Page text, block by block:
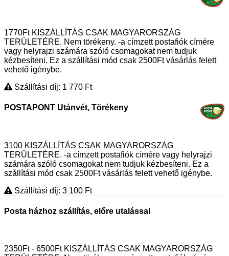
1770Ft KISZÁLLÍTÁS CSAK MAGYARORSZÁG
TERÜLETÉRE. Nem törékeny. -a címzett postafiók címére
vagy helyrajzi számára szóló csomagokat nem tudjuk
kézbesíteni. Ez a szállítási mód csak 2500Ft vásárlás felett
vehető igénybe.
Szállítási díj: 1 770 Ft
POSTAPONT Utánvét, Törékeny
3100 KISZÁLLÍTÁS CSAK MAGYARORSZÁG
TERÜLETÉRE. -a címzett postafiók címére vagy helyrajzi
számára szóló csomagokat nem tudjuk kézbesíteni. Ez a
szállítási mód csak 2500Ft vásárlás felett vehető igénybe.
Szállítási díj: 3 100 Ft
Posta házhoz szállítás, előre utalással
2350Ft - 6500Ft KISZÁLLÍTÁS CSAK MAGYARORSZÁG